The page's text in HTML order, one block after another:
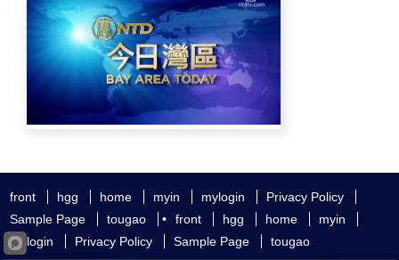
front hgg home myin mylogin
Privacy Policy
Sample Page
tougao • front hgg home
myin
mylogin
Privacy Policy Sample Page tougao